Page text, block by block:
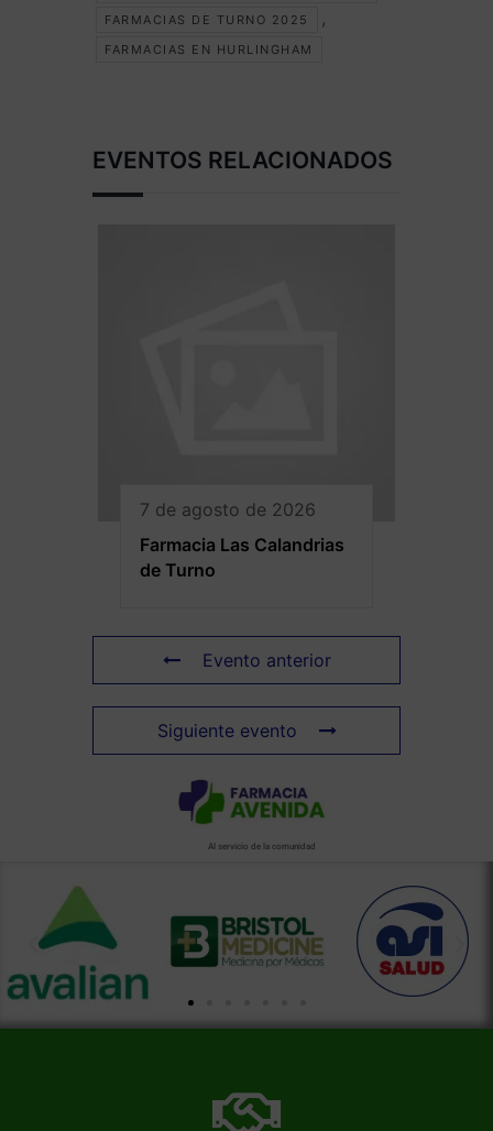
FARMACIAS DE TURNO 2025 ,
FARMACIAS EN HURLINGHAM
EVENTOS RELACIONADOS
7 de agosto de 2026
Farmacia Las Calandrias
de Turno
Evento anterior
Siguiente evento
Al servicio de la comunidad
Más información de nuestra farmacia